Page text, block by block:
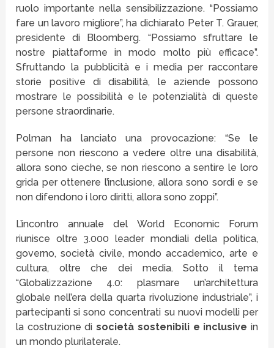
ruolo importante nella sensibilizzazione. “Possiamo
fare un lavoro migliore”, ha dichiarato Peter T. Grauer,
presidente di Bloomberg. “Possiamo sfruttare le
nostre piattaforme in modo molto più efficace”.
Sfruttando la pubblicità e i media per raccontare
storie positive di disabilità, le aziende possono
mostrare le possibilità e le potenzialità di queste
persone straordinarie.
Polman ha lanciato una provocazione: “Se le
persone non riescono a vedere oltre una disabilità,
allora sono cieche, se non riescono a sentire le loro
grida per ottenere l’inclusione, allora sono sordi e se
non difendono i loro diritti, allora sono zoppi”.
L’incontro annuale del World Economic Forum
riunisce oltre 3.000 leader mondiali della politica,
governo, società civile, mondo accademico, arte e
cultura, oltre che dei media. Sotto il tema
“Globalizzazione 4.0: plasmare un’architettura
globale nell’era della quarta rivoluzione industriale”, i
partecipanti si sono concentrati su nuovi modelli per
la costruzione disocietà sostenibili e inclusive in
un mondo plurilaterale.